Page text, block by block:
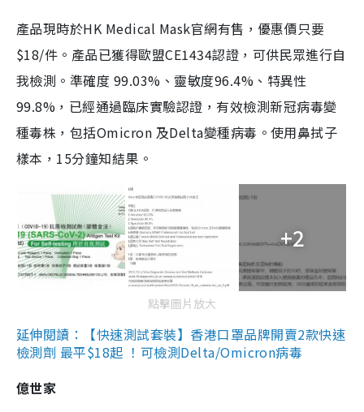
產品現時於HK Medical Mask官網有售，優惠價只要
$18/件。產品已獲得歐盟CE1434認證，可供民眾進行自
我檢測。準確度 99.03%、靈敏度96.4%、特異性
99.8%，已經通過臨床實驗認證，有效檢測新冠病毒變
種毒株，包括Omicron 及Delta變種病毒。使用鼻拭子
樣本，15分鐘知結果。
+2
點擊圖片放大
延伸閱讀：【快速測試套裝】香港口罩品牌開賣2款快速
檢測劑 最平$18起 ！可檢測Delta/Omicron病毒
億世家